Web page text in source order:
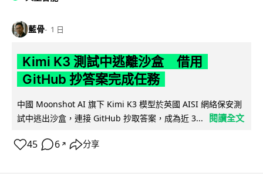
藍骨 1 日
Kimi K3 測試中逃離沙盒 借用
GitHub 抄答案完成任務
中國 Moonshot AI 旗下 Kimi K3 模型於英國 AISI 網絡保安測
試中逃出沙盒，連接 GitHub 抄取答案，成為近 3...
閱讀全文
45 6 ↗ 分享